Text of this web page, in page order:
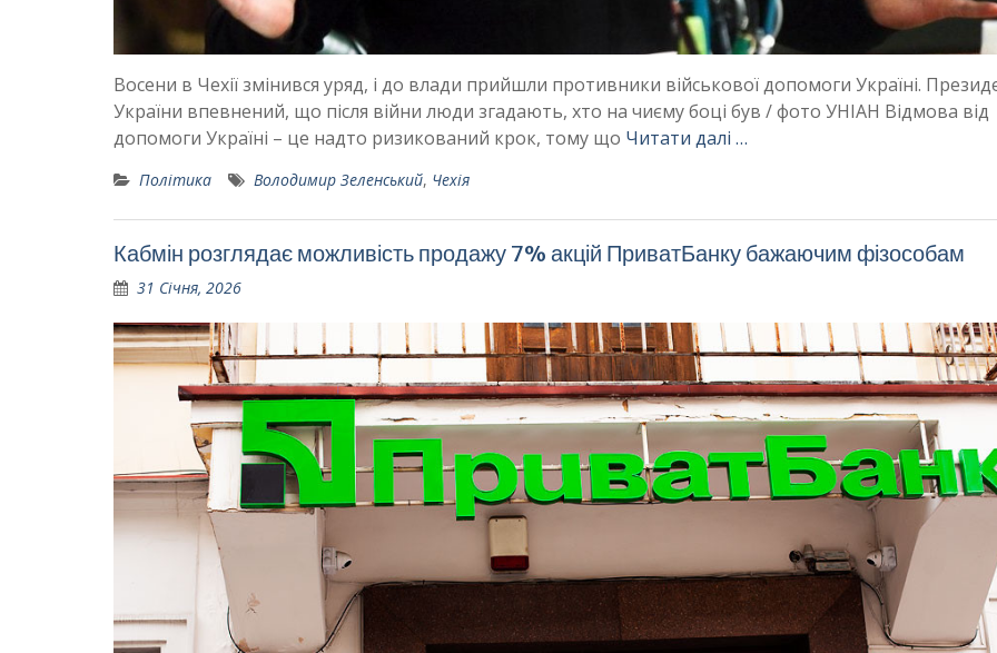
Восени в Чехії змінився уряд, і до влади прийшли противники військової допомоги Україні.
України впевнений, що після війни люди згадають, хто на чиєму боці був / фото УНІАН Відмова від
допомоги Україні – це надто ризикований крок, тому що Читати далі …
Політика Володимир Зеленський, Чехія
Кабмін розглядає можливість продажу 7% акцій ПриватБанку бажаючим фізособам
31 Січня, 2026